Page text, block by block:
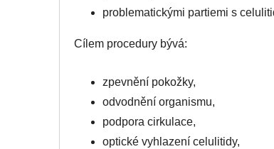
problematickými partiemi s
Cílem procedury bývá:
zpevnění pokožky,
odvodnění organismu,
podpora cirkulace,
optické vyhlazení celulitidy,